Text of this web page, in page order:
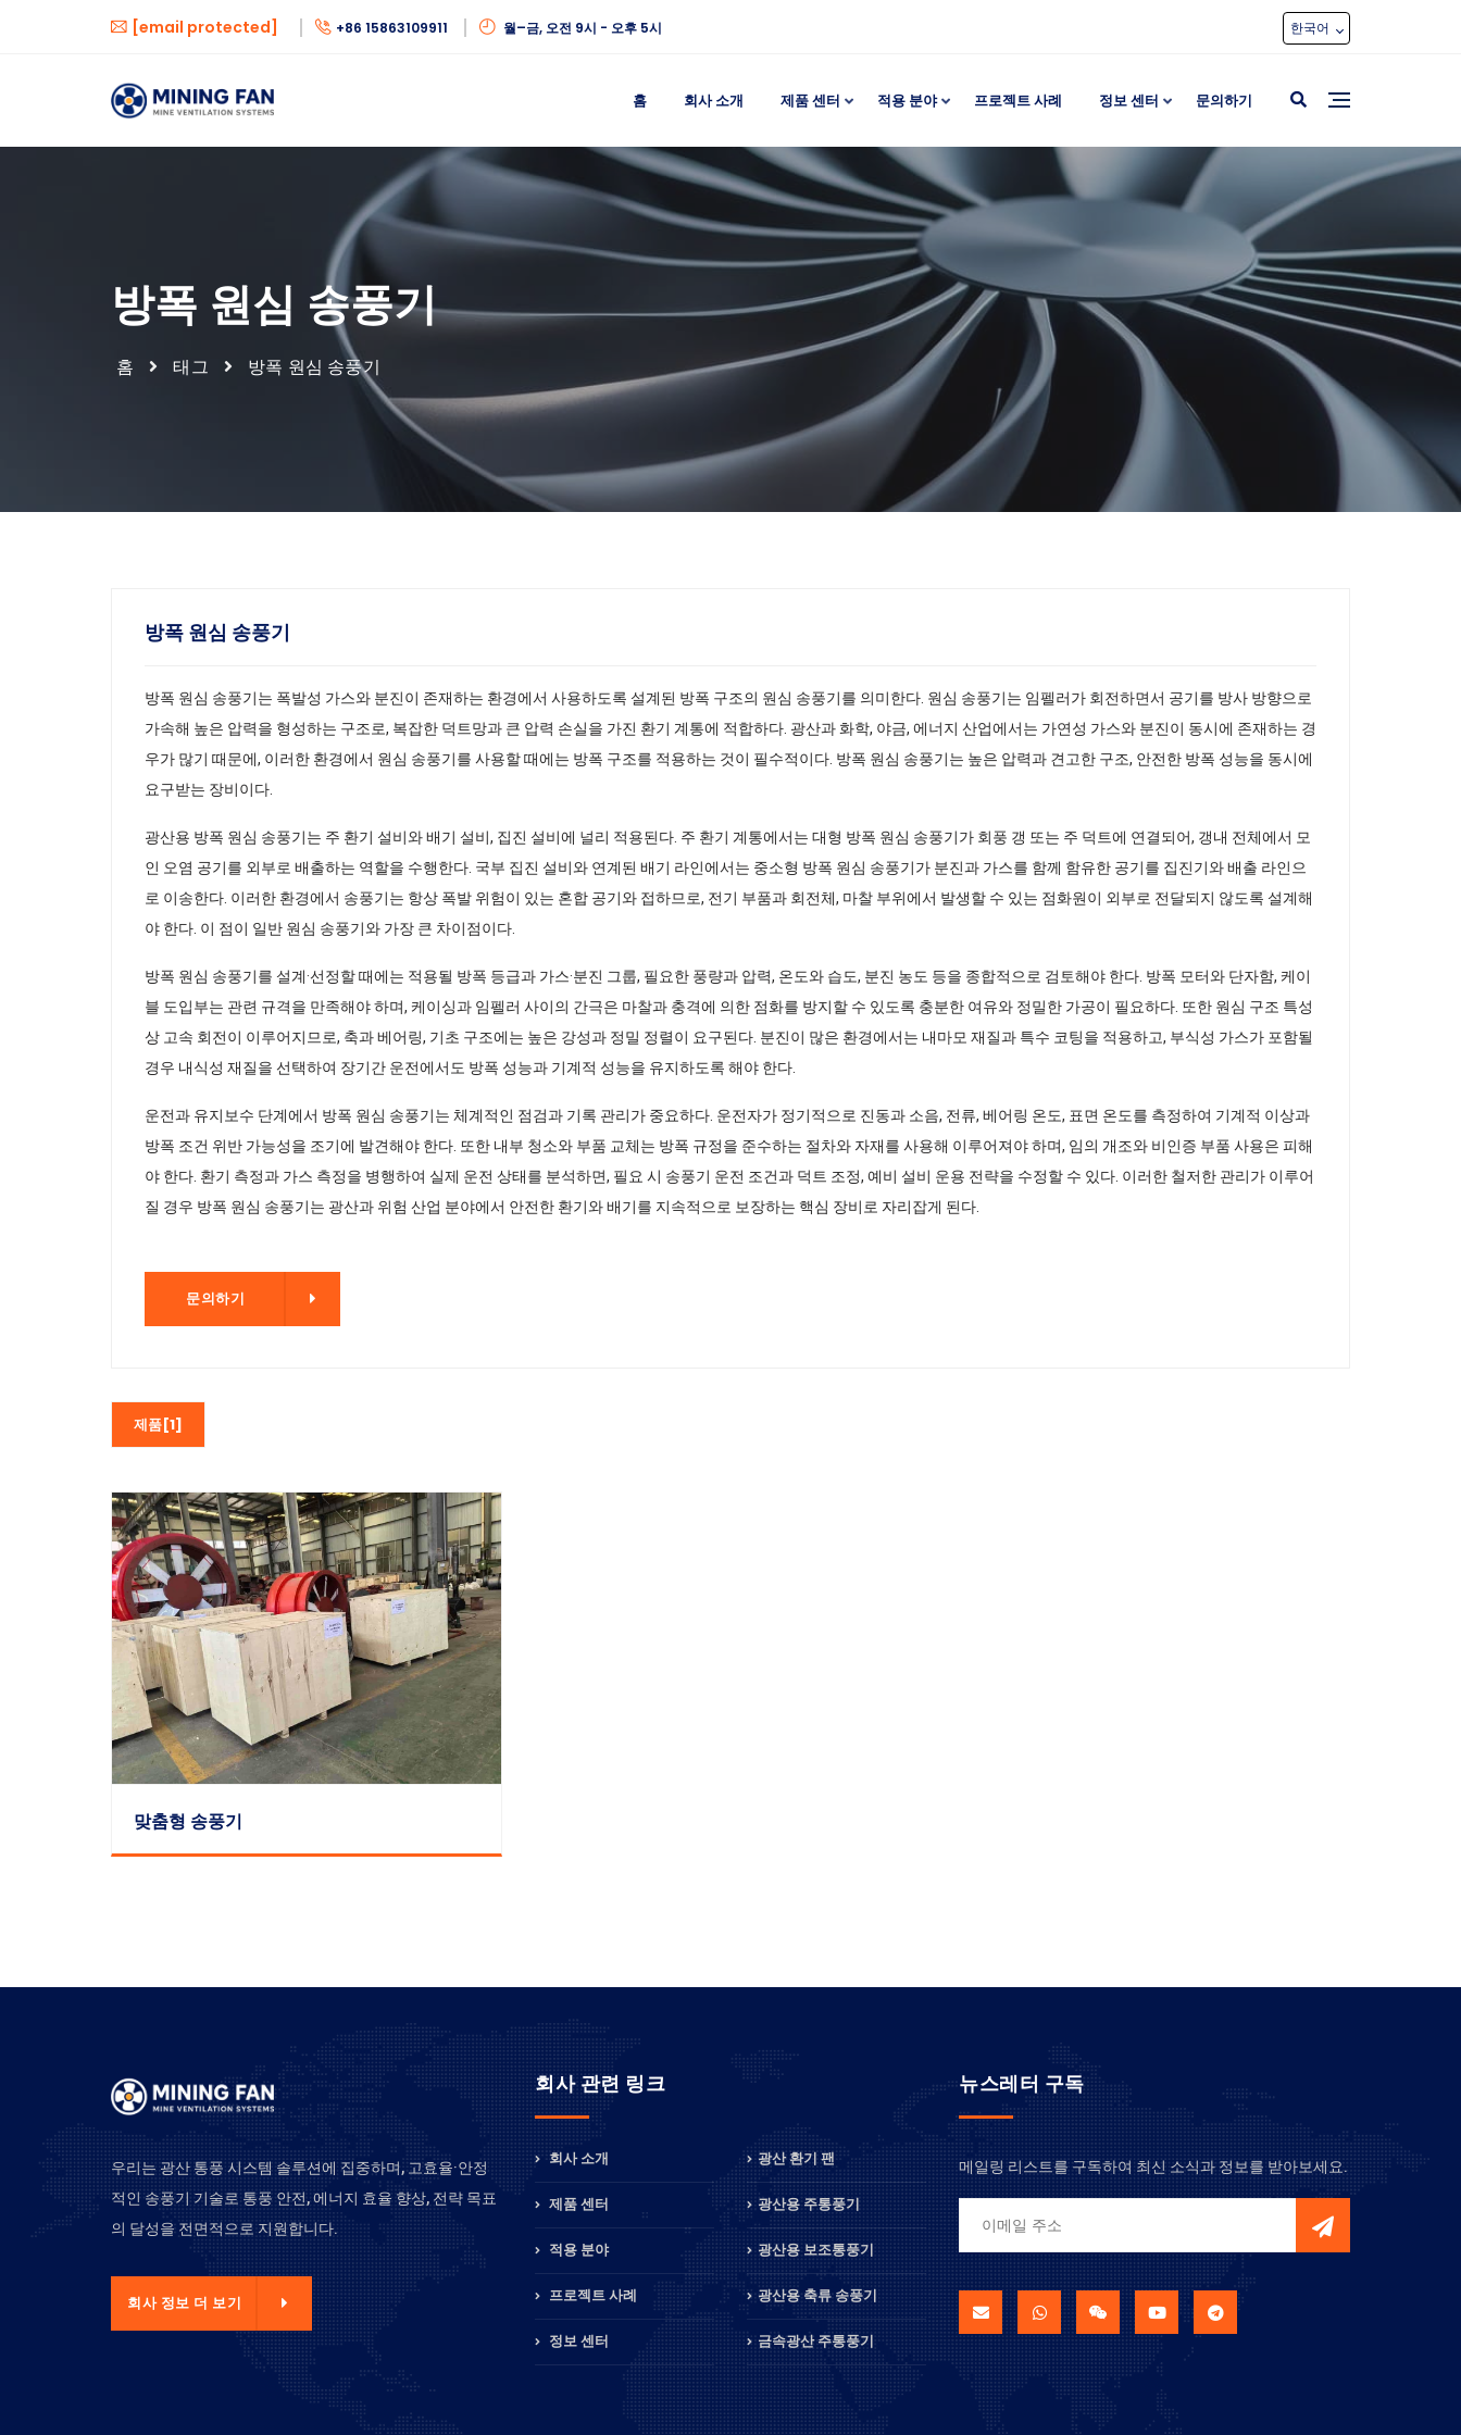
[email protected] +86 15863109911 월–금, 오전 9시 - 오후 5시 한국어
홈 회사 소개 제품 센터 적용 분야 프로젝트 사례 정보 센터 문의하기
방폭 원심 송풍기
홈 태그 방폭 원심 송풍기
방폭 원심 송풍기
방폭 원심 송풍기는 폭발성 가스와 분진이 존재하는 환경에서 사용하도록 설계된 방폭 구조의 원심 송풍기를 의미한다. 원심 송풍기는 임펠러가 회전하면서 공기를 방사 방향으로
가속해 높은 압력을 형성하는 구조로, 복잡한 덕트망과 큰 압력 손실을 가진 환기 계통에 적합하다. 광산과 화학, 야금, 에너지 산업에서는 가연성 가스와 분진이 동시에 존재하는 경
우가 많기 때문에, 이러한 환경에서 원심 송풍기를 사용할 때에는 방폭 구조를 적용하는 것이 필수적이다. 방폭 원심 송풍기는 높은 압력과 견고한 구조, 안전한 방폭 성능을 동시에
요구받는 장비이다.
광산용 방폭 원심 송풍기는 주 환기 설비와 배기 설비, 집진 설비에 널리 적용된다. 주 환기 계통에서는 대형 방폭 원심 송풍기가 회풍 갱 또는 주 덕트에 연결되어, 갱내 전체에서 모
인 오염 공기를 외부로 배출하는 역할을 수행한다. 국부 집진 설비와 연계된 배기 라인에서는 중소형 방폭 원심 송풍기가 분진과 가스를 함께 함유한 공기를 집진기와 배출 라인으
로 이송한다. 이러한 환경에서 송풍기는 항상 폭발 위험이 있는 혼합 공기와 접하므로, 전기 부품과 회전체, 마찰 부위에서 발생할 수 있는 점화원이 외부로 전달되지 않도록 설계해
야 한다. 이 점이 일반 원심 송풍기와 가장 큰 차이점이다.
방폭 원심 송풍기를 설계·선정할 때에는 적용될 방폭 등급과 가스·분진 그룹, 필요한 풍량과 압력, 온도와 습도, 분진 농도 등을 종합적으로 검토해야 한다. 방폭 모터와 단자함, 케이
블 도입부는 관련 규격을 만족해야 하며, 케이싱과 임펠러 사이의 간극은 마찰과 충격에 의한 점화를 방지할 수 있도록 충분한 여유와 정밀한 가공이 필요하다. 또한 원심 구조 특성
상 고속 회전이 이루어지므로, 축과 베어링, 기초 구조에는 높은 강성과 정밀 정렬이 요구된다. 분진이 많은 환경에서는 내마모 재질과 특수 코팅을 적용하고, 부식성 가스가 포함될
경우 내식성 재질을 선택하여 장기간 운전에서도 방폭 성능과 기계적 성능을 유지하도록 해야 한다.
운전과 유지보수 단계에서 방폭 원심 송풍기는 체계적인 점검과 기록 관리가 중요하다. 운전자가 정기적으로 진동과 소음, 전류, 베어링 온도, 표면 온도를 측정하여 기계적 이상과
방폭 조건 위반 가능성을 조기에 발견해야 한다. 또한 내부 청소와 부품 교체는 방폭 규정을 준수하는 절차와 자재를 사용해 이루어져야 하며, 임의 개조와 비인증 부품 사용은 피해
야 한다. 환기 측정과 가스 측정을 병행하여 실제 운전 상태를 분석하면, 필요 시 송풍기 운전 조건과 덕트 조정, 예비 설비 운용 전략을 수정할 수 있다. 이러한 철저한 관리가 이루어
질 경우 방폭 원심 송풍기는 광산과 위험 산업 분야에서 안전한 환기와 배기를 지속적으로 보장하는 핵심 장비로 자리잡게 된다.
문의하기
제품[1]
맞춤형 송풍기
우리는 광산 통풍 시스템 솔루션에 집중하며, 고효율·안정
적인 송풍기 기술로 통풍 안전, 에너지 효율 향상, 전략 목표
의 달성을 전면적으로 지원합니다.
회사 정보 더 보기
회사 관련 링크
회사 소개
제품 센터
적용 분야
프로젝트 사례
정보 센터
광산 환기 팬
광산용 주통풍기
광산용 보조통풍기
광산용 축류 송풍기
금속광산 주통풍기
뉴스레터 구독
메일링 리스트를 구독하여 최신 소식과 정보를 받아보세요.